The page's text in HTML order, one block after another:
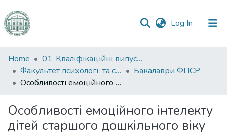
Log In (current)
Communities
&
Collections
Statistics
Home
01. Кваліфікаційні випускні роботи здобувачів вищої освіти
Факультет психології та соціальної роботи
Бакалаври ФПСР
Особливості емоційного інтелекту дітей старшого дошкільного віку
Особливості емоційного інтелекту
дітей старшого дошкільного віку